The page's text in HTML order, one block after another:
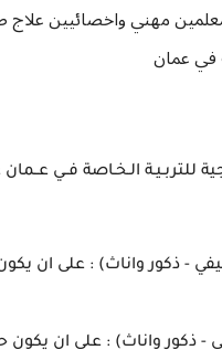
مهني واخصائيين علاج
في عمان
للتربـيـة الـخـاصة فــي